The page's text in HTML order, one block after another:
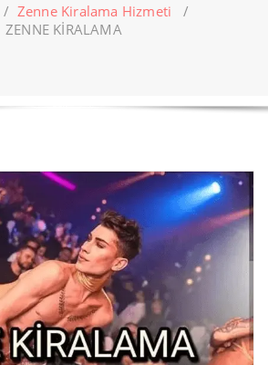
/ Zenne Kiralama Hizmeti /
ZENNE KİRALAMA